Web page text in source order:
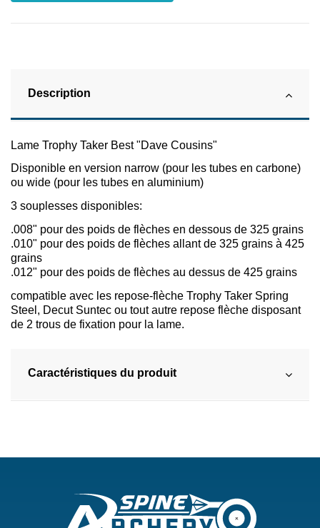
Description
Lame Trophy Taker Best "Dave Cousins"
Disponible en version narrow (pour les tubes en carbone)
ou wide (pour les tubes en aluminium)
3 souplesses disponibles:
.008" pour des poids de flèches en dessous de 325 grains
.010" pour des poids de flèches allant de 325 grains à 425
grains
.012" pour des poids de flèches au dessus de 425 grains
compatible avec les repose-flèche Trophy Taker Spring
Steel, Decut Suntec ou tout autre repose flèche disposant
de 2 trous de fixation pour la lame.
Caractéristiques du produit